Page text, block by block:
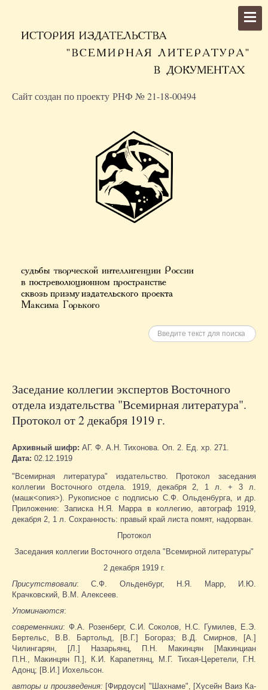
Сайт создан по проекту РНФ № 21-18-00494
Искать
Заседание коллегии экспертов Восточного
отдела издательства "Всемирная литература".
Протокол от 2 декабря 1919 г.
Архивный шифр: АГ. Ф. А.Н. Тихонова. Оп. 2. Ед. хр. 271.
Дата: 02.12.1919
"Всемирная литература" издательство. Протокол заседания
коллегии Восточного отдела. 1919, декабря 2, 1 л. + 3 л.
(машк<опия>). Рукописное с подписью С.Ф. Ольденбурга, и др.
Приложение: Записка Н.Я. Марра в коллегию, автограф 1919,
декабря 2, 1 л. Сохранность: правый край листа помят, надорван.
Протокол
Заседания коллегии Восточного отдела "Всемирной литературы"
2 декабря 1919 г.
Присутствовали: С.Ф. Ольденбург, Н.Я. Марр, И.Ю.
Крачковский, В.М. Алексеев.
Упоминаются:
современники: Ф.А. Розенберг, С.И. Соколов, Н.С. Гумилев, Е.Э.
Бертельс, В.В. Бартольд, [В.Г.] Богораз; В.Д. Смирнов, [А.]
Чилингарян, [Л.] Назарьянц, П.Н. Макинцян [Макинциан
П.Н., Макинцян П.], К.И. Карапетянц, М.Г. Тихая-Церетели, Г.Н.
Адонц; [В.И.] Иохельсон.
авторы и произведения: [Фирдоуси] "Шахнаме", [Ху­сей­н Ваи­з Ка­